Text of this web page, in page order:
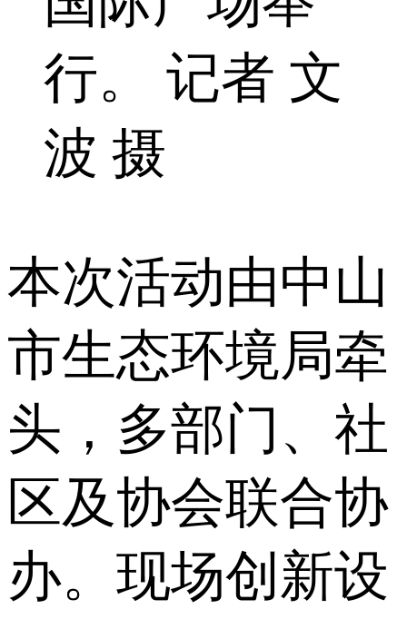
行。 记者 文
波 摄
本次活动由中山
市生态环境局牵
头，多部门、社
区及协会联合协
办。现场创新设